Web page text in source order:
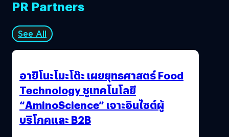
PR Partners
See All
อายิโนะโมะโต๊ะ เผยยุทธศาสตร์ Food
Technology ชูเทคโนโลยี
“AminoScience” เจาะอินไซต์ผู้
บริโภคและ B2B